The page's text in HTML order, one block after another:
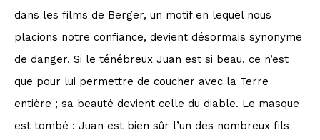
dans les films de Berger, un motif en lequel nous
placions notre confiance, devient désormais synonyme
de danger. Si le ténébreux Juan est si beau, ce n’est
que pour lui permettre de coucher avec la Terre
entière ; sa beauté devient celle du diable. Le masque
est tombé : Juan est bien sûr l’un des nombreux fils